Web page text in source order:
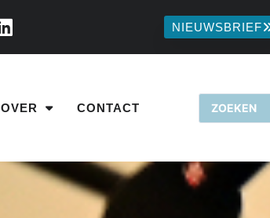
NIEUWSBRIEF
OVER CONTACT